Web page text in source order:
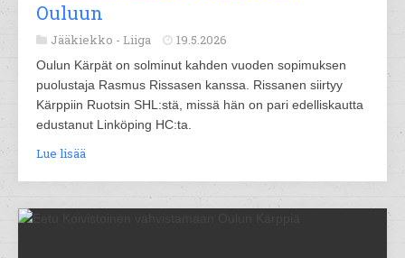
Ouluun
Jääkiekko - Liiga 19.5.2026
Oulun Kärpät on solminut kahden vuoden sopimuksen
puolustaja Rasmus Rissasen kanssa. Rissanen siirtyy
Kärppiin Ruotsin SHL:stä, missä hän on pari edelliskautta
edustanut Linköping HC:ta.
Lue lisää